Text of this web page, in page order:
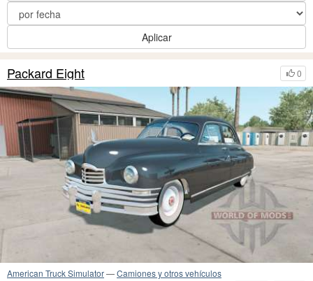
Aplicar
0
Packard Eight
American Truck Simulator—Camiones y otros vehículos